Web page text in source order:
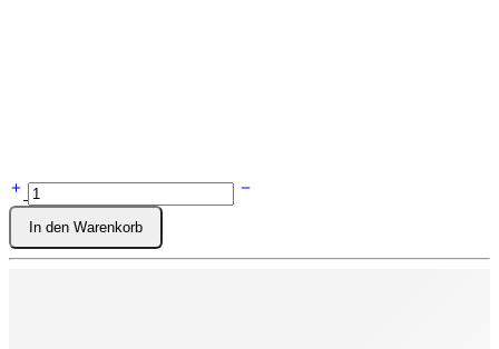
In den Warenkorb